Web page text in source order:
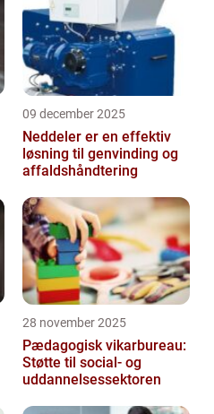
09 december 2025
Neddeler er en effektiv
løsning til genvinding og
affaldshåndtering
28 november 2025
Pædagogisk vikarbureau:
Støtte til social- og
uddannelsessektoren